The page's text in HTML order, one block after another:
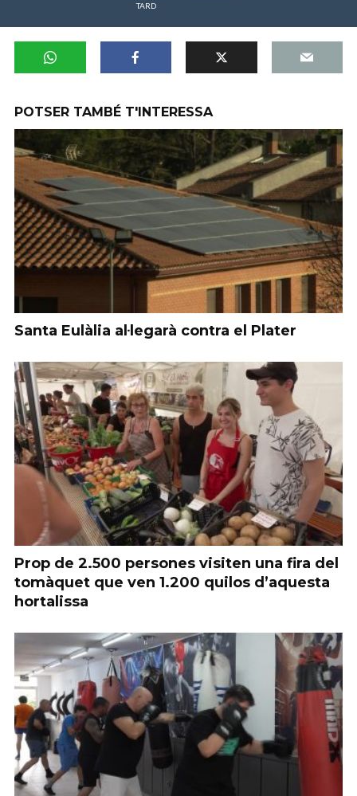
TARD
POTSER TAMBÉ T'INTERESSA
Santa Eulàlia al·legarà contra el Plater
Prop de 2.500 persones visiten una fira del
tomàquet que ven 1.200 quilos d’aquesta
hortalissa